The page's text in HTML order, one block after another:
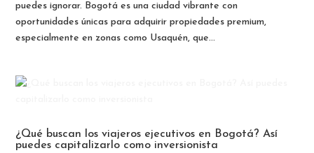
puedes ignorar. Bogotá es una ciudad vibrante con
oportunidades únicas para adquirir propiedades premium,
especialmente en zonas como Usaquén, que...
¿Qué buscan los viajeros ejecutivos en Bogotá? Así
puedes capitalizarlo como inversionista